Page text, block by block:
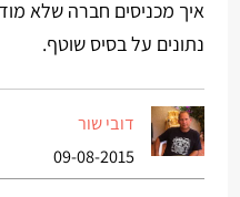
איך מכניסים חברה שלא
נתונים על בסיס שוטף.
דובי שור
09-08-2015